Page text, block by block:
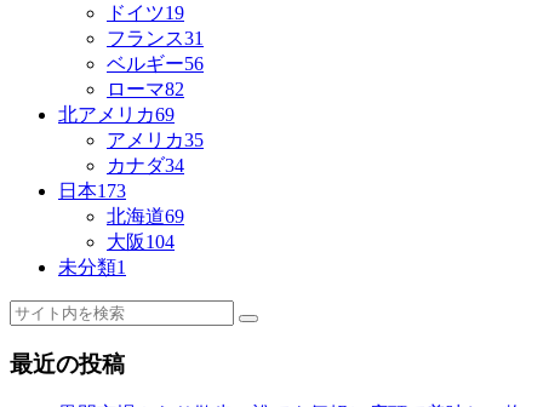
ドイツ19
フランス31
ベルギー56
ローマ82
北アメリカ69
アメリカ35
カナダ34
日本173
北海道69
大阪104
未分類1
最近の投稿